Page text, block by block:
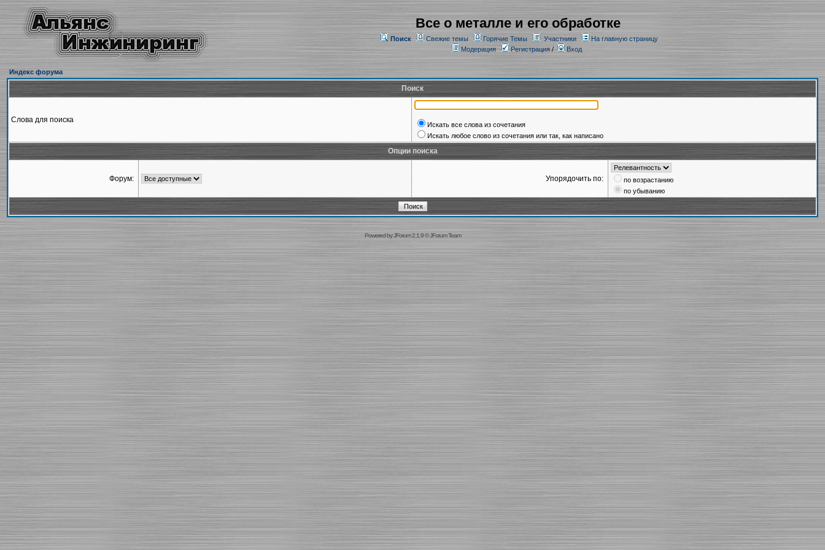
Все о металле и его обработке
Поиск Свежие темы Горячие Темы Участники
На главную страницу
Модерация
Регистрация/ Вход
Индекс форума
Поиск
Слова для поиска
Искать все слова из сочетания
Искать любое слово из сочетания или так, как написано
Опции поиска
Форум: Упорядочить по:
по возрастанию
по убыванию
Powered byJForum 2.1.9©JForum Team